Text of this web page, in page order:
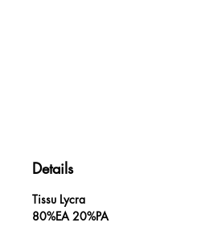
Details
Tissu Lycra
80%EA 20%PA